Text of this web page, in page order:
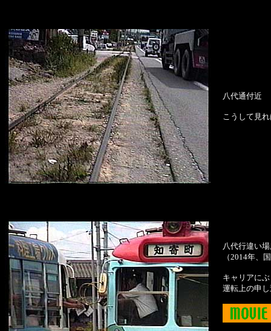
八代通付近
こうして見
八代行違い
（2014年、
キャリアに
運転上の申